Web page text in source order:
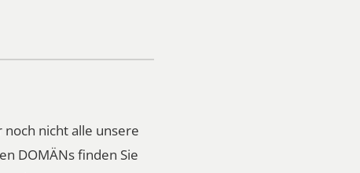
nicht alle unsere
DOMÄNs finden Sie